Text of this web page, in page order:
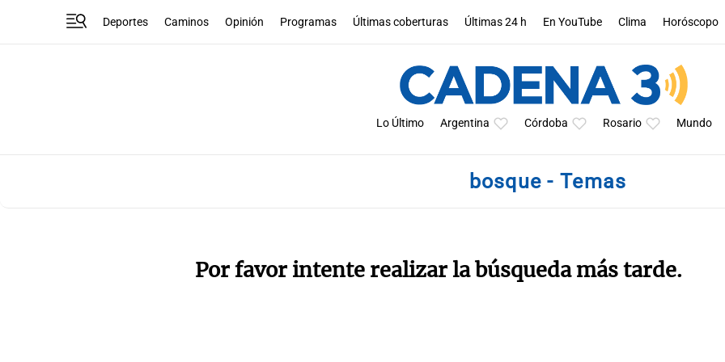
Deportes Caminos Opinión Programas Últimas coberturas Últimas 24 h En YouTube Clima Horóscopo
Lo Último Argentina Córdoba Rosario Mundo
bosque - Temas
Por favor intente realizar la búsqueda más tarde.